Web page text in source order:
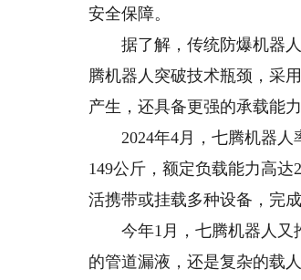
安全保障。
据了解，传统防爆机器人
腾机器人突破技术瓶颈，采
产生，还具备更强的承载能
2024年4月，七腾机器人
149公斤，额定负载能力高
活携带或挂载多种设备，完
今年1月，七腾机器人又推
的管道漏液，还是复杂的载